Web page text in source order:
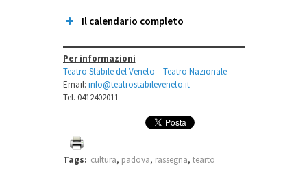
Il calendario completo
Through the Eye of a Needle
AFTER. АФТЕР
Per informazioni
Teatro Stabile del Veneto – Teatro Nazionale
Email: info@teatrostabileveneto.it
Tel. 0412402011
Tags: cultura, padova, rassegna, tearto